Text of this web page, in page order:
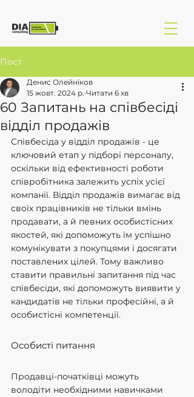
Пост
60 Запитань на співбесіді
відділ продажів
Денис Олейніков
15 жовт. 2024 р. Читати 6 хв
Співбесіда у відділ продажів - це
ключовий етап у підборі персоналу,
оскільки від ефективності роботи
співробітника залежить успіх усієї
компанії. Відділ продажів вимагає від
своїх працівників не тільки вмінь
продавати, а й певних особистісних
якостей, які допоможуть їм успішно
комунікувати з покупцями і досягати
поставлених цілей. Тому важливо
ставити правильні запитання під час
співбесіди, які допоможуть виявити у
кандидатів не тільки професійні, а й
особистісні компетенції.
Особисті питання
Продавці-початківці можуть
володіти необхідними навичками